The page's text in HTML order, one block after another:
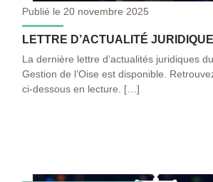
Publié le 20 novembre 2025
LETTRE D’ACTUALITÉ
La dernière lettre d’actualités juridiques
Gestion de l’Oise est disponible.
ci-dessous en lecture. […]